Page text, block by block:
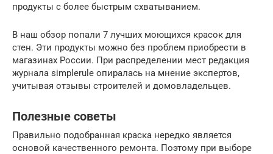
продукты с более быстрым схватыванием.
В наш обзор попали 7 лучших моющихся красок для
стен. Эти продукты можно без проблем приобрести в
магазинах России. При распределении мест редакция
журнала simplerule опиралась на мнение экспертов,
учитывая отзывы строителей и домовладельцев.
Полезные советы
Правильно подобранная краска нередко является
основой качественного ремонта. Поэтому при выборе